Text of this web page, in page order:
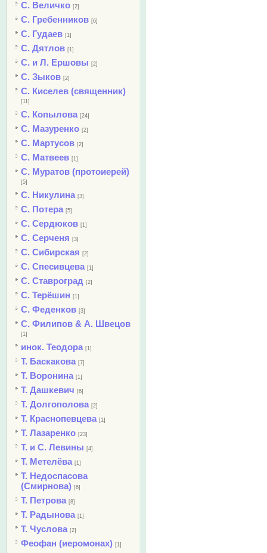
С. Величко [2]
С. Гребенников [6]
С. Гудаев [1]
С. Дятлов [1]
С. и Л. Ершовы [2]
С. Зыков [2]
С. Киселев (священник)
[11]
С. Копылова [24]
С. Мазуренко [2]
С. Мартусов [2]
С. Матвеев [1]
С. Муратов (протоиерей)
[5]
С. Никулина [3]
С. Потера [5]
С. Сердюков [1]
С. Серченя [3]
С. Сибирская [2]
С. Спесивцева [1]
С. Ставроград [2]
С. Терёшин [1]
С. Феденков [3]
С. Филипов & А. Швецов
[1]
инок. Теодора [1]
Т. Баскакова [7]
Т. Воронина [1]
Т. Дашкевич [6]
Т. Долгополова [2]
Т. Краснопевцева [1]
Т. Лазаренко [23]
Т. и С. Левины [4]
Т. Метелёва [1]
Т. Недоспасова
(Смирнова) [6]
Т. Петрова [8]
Т. Радынова [1]
Т. Чуслова [2]
Феофан (иеромонах) [1]